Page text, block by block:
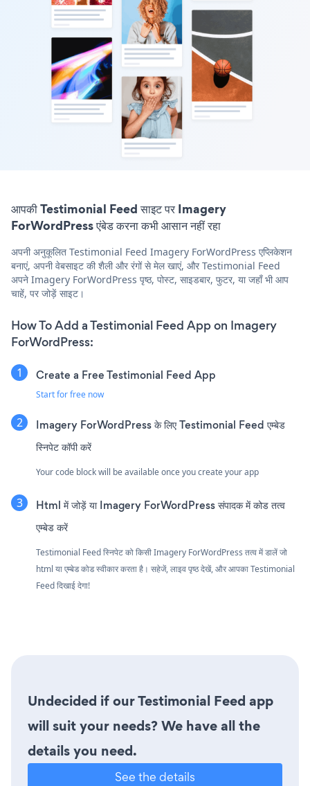
आपकी Testimonial Feed साइट पर Imagery
ForWordPress एंबेड करना कभी आसान नहीं रहा
अपनी अनुकूलित Testimonial Feed Imagery ForWordPress एप्लिकेशन
बनाएं, अपनी वेबसाइट की शैली और रंगों से मेल खाएं, और Testimonial Feed
अपने Imagery ForWordPress पृष्ठ, पोस्ट, साइडबार, फुटर, या जहाँ भी आप
चाहें, पर जोड़ें साइट।
How To Add a Testimonial Feed App on Imagery
ForWordPress:
Create a Free Testimonial Feed App
Start for free now
Imagery ForWordPress के लिए Testimonial Feed एम्बेड
स्निपेट कॉपी करें
Your code block will be available once you create your app
Html में जोड़ें या Imagery ForWordPress संपादक में कोड तत्व
एम्बेड करें
Testimonial Feed स्निपेट को किसी Imagery ForWordPress तत्व में डालें जो
html या एम्बेड कोड स्वीकार करता है। सहेजें, लाइव पृष्ठ देखें, और आपका Testimonial
Feed दिखाई देगा!
Undecided if our Testimonial Feed app
will suit your needs? We have all the
details you need.
See the details